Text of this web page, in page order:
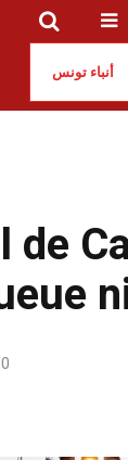
أنباء تونس
de
0